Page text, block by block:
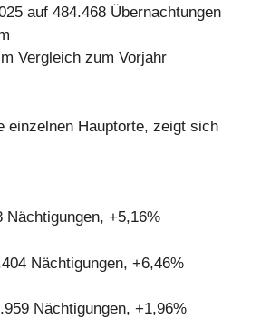
auf 484.468 Übernachtungen
Vergleich zum Vorjahr
einzelnen Hauptorte, zeigt sich
Nächtigungen, +5,16%
Nächtigungen, +6,46%
Nächtigungen, +1,96%